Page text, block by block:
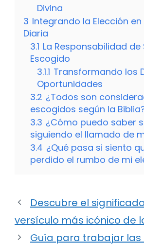
Divina
3 Integrando la Elección
Diaria
3.1 La Responsabilidad de
Escogido
3.1.1 Transformando los
Oportunidades
3.2 ¿Todos son
escogidos según la
3.3 ¿Cómo puedo saber
siguiendo el llamado de
3.4 ¿Qué pasa si siento
perdido el rumbo de mi
Descubre el
versículo más icónico de
Guía para trabajar las